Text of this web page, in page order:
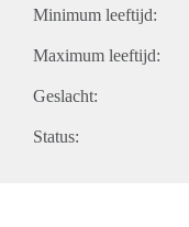
Minimum leeftijd:
Maximum leeftijd:
Geslacht:
Status: